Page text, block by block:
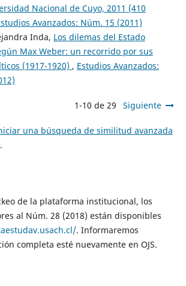
Nacional de Cuyo, 2011 (410
Avanzados: Núm. 15 (2011)
Inda, Los dilemas del Estado
Max Weber: un recorrido por sus
(1917-1920) , Estudios Avanzados:
1-10 de 29 Siguiente
una búsqueda de similitud avanzada
de la plataforma institucional, los
al Núm. 28 (2018) están disponibles
. Informaremos
completa esté nuevamente en OJS.